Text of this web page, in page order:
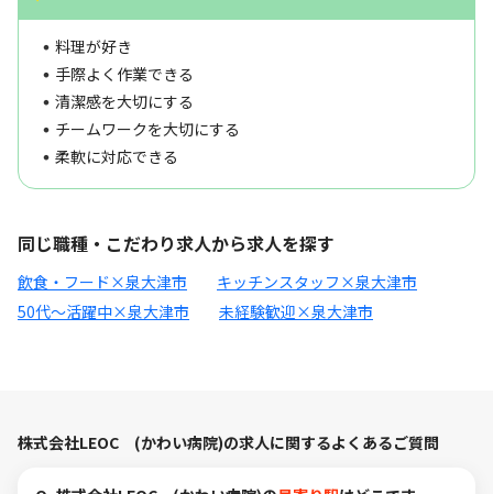
料理が好き
手際よく作業できる
清潔感を大切にする
チームワークを大切にする
柔軟に対応できる
同じ職種・こだわり求人から求人を探す
飲食・フード×泉大津市
キッチンスタッフ×泉大津市
50代～活躍中×泉大津市
未経験歓迎×泉大津市
株式会社LEOC (かわい病院)の求人に関するよくあるご質問